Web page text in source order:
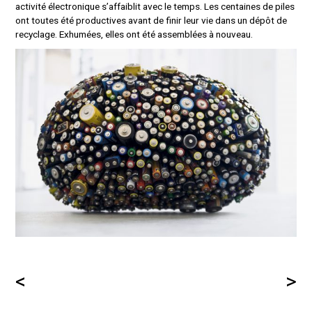
activité électronique s’affaiblit avec le temps. Les centaines de piles
ont toutes été productives avant de finir leur vie dans un dépôt de
recyclage. Exhumées, elles ont été assemblées à nouveau.
< >